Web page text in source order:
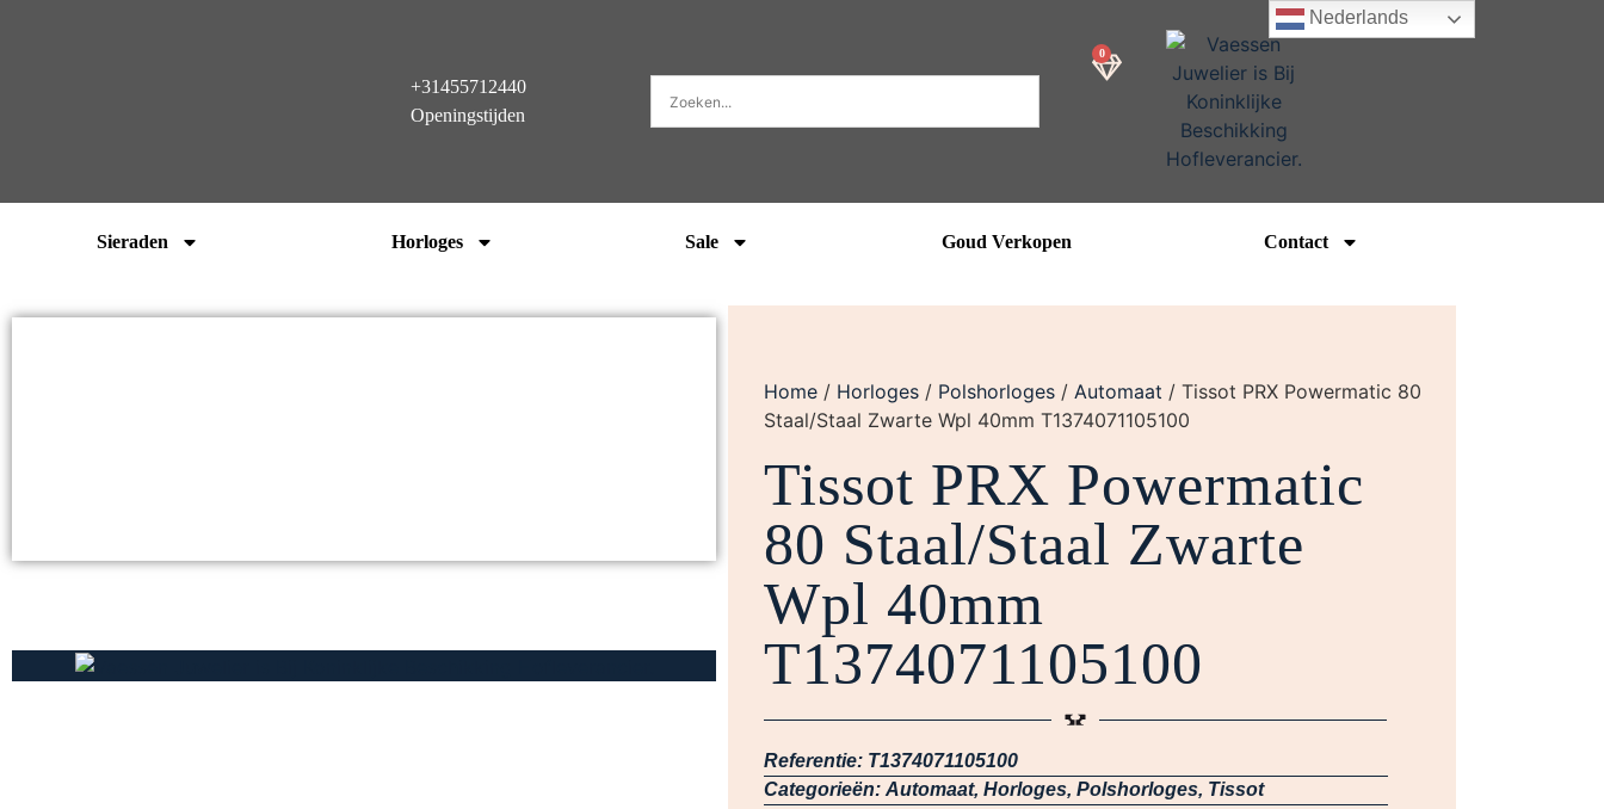
+31455712440
Openingstijden
0
Sieraden Horloges Sale Goud Verkopen Contact
Home / Horloges / Polshorloges / Automaat / Tissot PRX Powermatic 80
Staal/Staal Zwarte Wpl 40mm T1374071105100
Tissot PRX Powermatic
80 Staal/Staal Zwarte
Wpl 40mm
T1374071105100
Referentie: T1374071105100
Categorieën: Automaat, Horloges, Polshorloges, Tissot
Nederlands